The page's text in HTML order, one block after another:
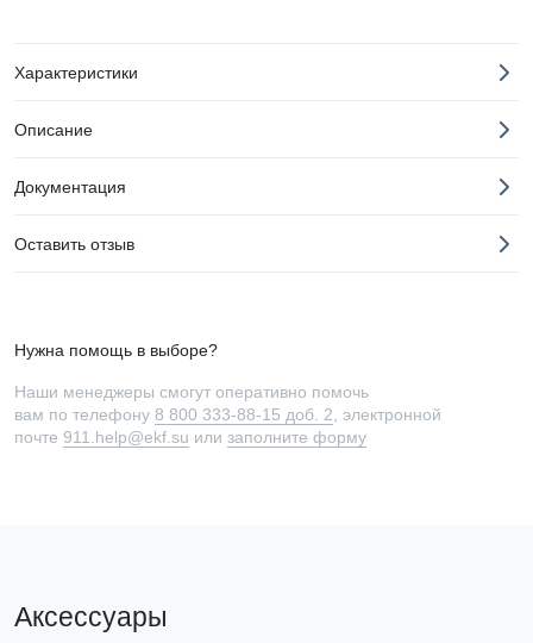
Характеристики
Описание
Документация
Оставить отзыв
Нужна помощь в выборе?
Наши менеджеры смогут оперативно помочь
вам по телефону 8 800 333-88-15 доб. 2 , электронной
почте 911.help@ekf.su или заполните форму
Аксессуары